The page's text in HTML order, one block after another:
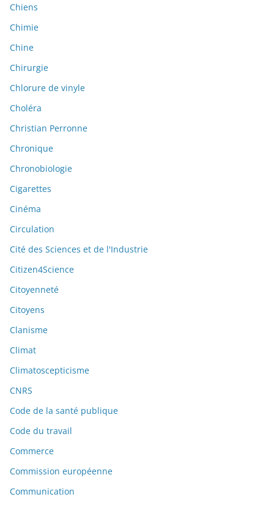
Chiens
Chimie
Chine
Chirurgie
Chlorure de vinyle
Choléra
Christian Perronne
Chronique
Chronobiologie
Cigarettes
Cinéma
Circulation
Cité des Sciences et de l'Industrie
Citizen4Science
Citoyenneté
Citoyens
Clanisme
Climat
Climatoscepticisme
CNRS
Code de la santé publique
Code du travail
Commerce
Commission européenne
Communication